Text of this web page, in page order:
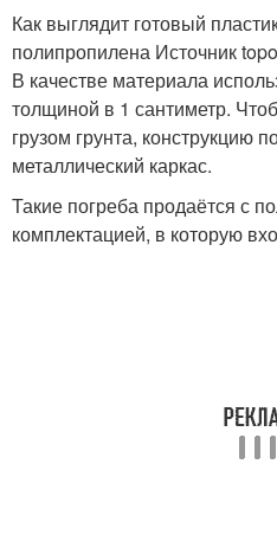
Как выглядит готовый
полипропилена Источник
В качестве материала
толщиной в 1 сантиметр.
грузом грунта, конструкцию
металлический каркас.
Такие погреба продаётся с
комплектацией, в которую